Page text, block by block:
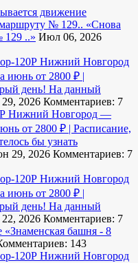
движение
№ 129.. «Снова
129 ..» Июл 06, 2026
120Р Нижний Новгород
июнь от 2800 ₽ |
день! На данный
2026 Комментариев: 7
Нижний Новгород —
от 2800 ₽ | Расписание,
бы узнать
29, 2026 Комментариев: 7
120Р Нижний Новгород
июнь от 2800 ₽ |
день! На данный
2026 Комментариев: 7
«Знаменская башня - 8
143
120Р Нижний Новгород